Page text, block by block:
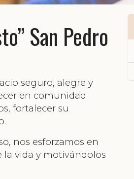
San Pedro
seguro, alegre y
en comunidad.
fortalecer su
nos esforzamos en
la vida y motivándolos